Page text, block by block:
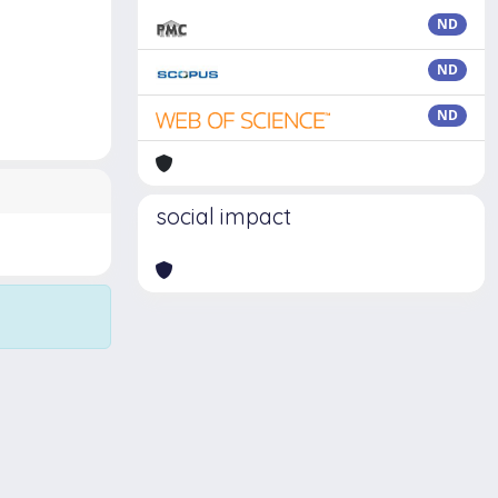
ND
ND
ND
social impact